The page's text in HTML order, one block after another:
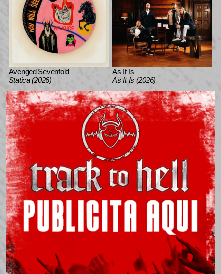
Avenged Sevenfold
Statica (2026)
As It Is
As It Is (2026)